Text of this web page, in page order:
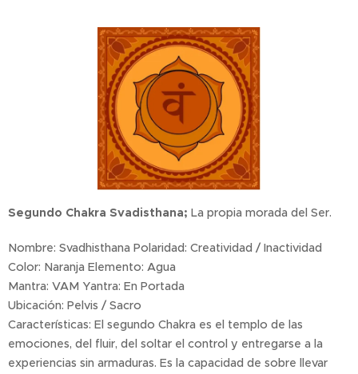
Segundo Chakra Svadisthana; La propia morada del Ser.
Nombre: Svadhisthana Polaridad: Creatividad / Inactividad
Color: Naranja Elemento: Agua
Mantra: VAM Yantra: En Portada
Ubicación: Pelvis / Sacro
Características: El segundo Chakra es el templo de las
emociones, del fluir, del soltar el control y entregarse a la
experiencias sin armaduras. Es la capacidad de sobre llevar